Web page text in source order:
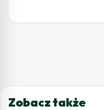
Zobacz także